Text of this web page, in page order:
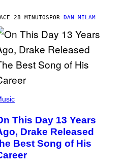
28 MINUTOSPOR DAN MILAM
This Day 13 Years
Drake Released
Best Song of His